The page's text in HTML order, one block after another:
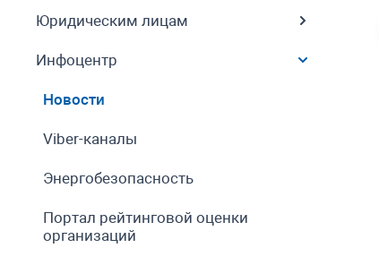
Юридическим лицам
Инфоцентр
Новости
Viber-каналы
Энергобезопасность
Портал рейтинговой оценки
организаций